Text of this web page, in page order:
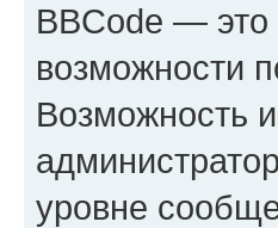
BBCode —
возможности
Возможность
уровне